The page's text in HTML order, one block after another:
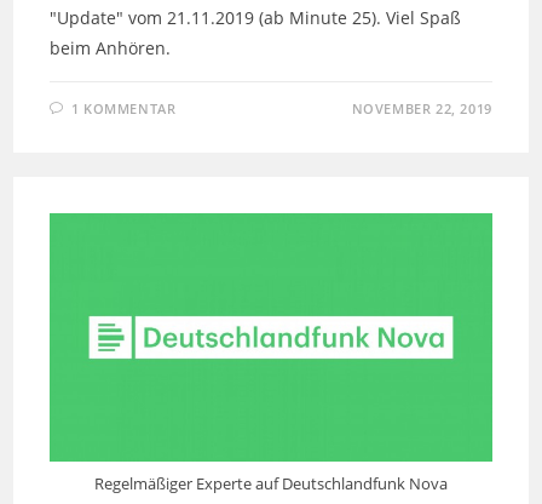
"Update" vom 21.11.2019 (ab Minute 25). Viel Spaß
beim Anhören.
1 KOMMENTAR NOVEMBER 22, 2019
Regelmäßiger Experte auf Deutschlandfunk Nova